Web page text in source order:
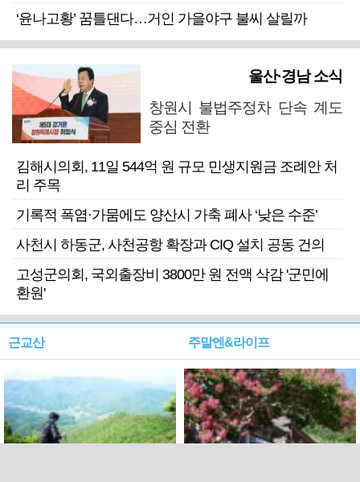
‘윤나고황’ 꿈틀댄다…거인 가을야구 불씨 살릴까
울산·경남 소식
창원시 불법주정차 단속 계도
중심 전환
김해시의회, 11일 544억 원 규모 민생지원금 조례안 처
리 주목
기록적 폭염·가뭄에도 양산시 가축 폐사 ‘낮은 수준’
사천시 하동군, 사천공항 확장과 CIQ 설치 공동 건의
고성군의회, 국외출장비 3800만 원 전액 삭감 '군민에
환원'
근교산 주말엔&라이프